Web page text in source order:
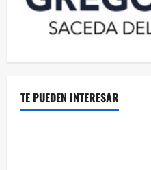
TE PUEDEN INTERESAR